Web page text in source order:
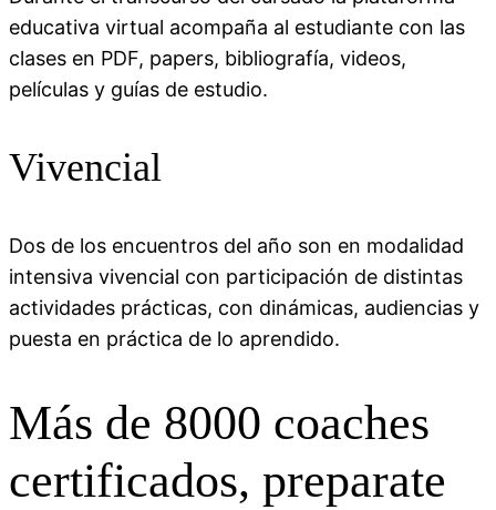
educativa virtual acompaña al estudiante con las
clases en PDF, papers, bibliografía, videos,
películas y guías de estudio.
Vivencial
Dos de los encuentros del año son en modalidad
intensiva vivencial con participación de distintas
actividades prácticas, con dinámicas, audiencias y
puesta en práctica de lo aprendido.
Más de 8000 coaches
certificados, preparate